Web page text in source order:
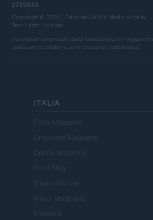
2729933
Copyright © 2026 · Edito da AdHub Media — Italia
Tutti i diritti riservati
I contenuti sono curati dalla redazione con il
realizzati in collaborazione con autori indipendenti.
ITALIA
Casa Magazine
Cineverse Magazine
Donne Magazine
Food Blog
Milano Notizie
Motor Magazine
Notizie.it